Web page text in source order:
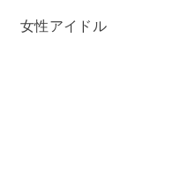
女性アイドル